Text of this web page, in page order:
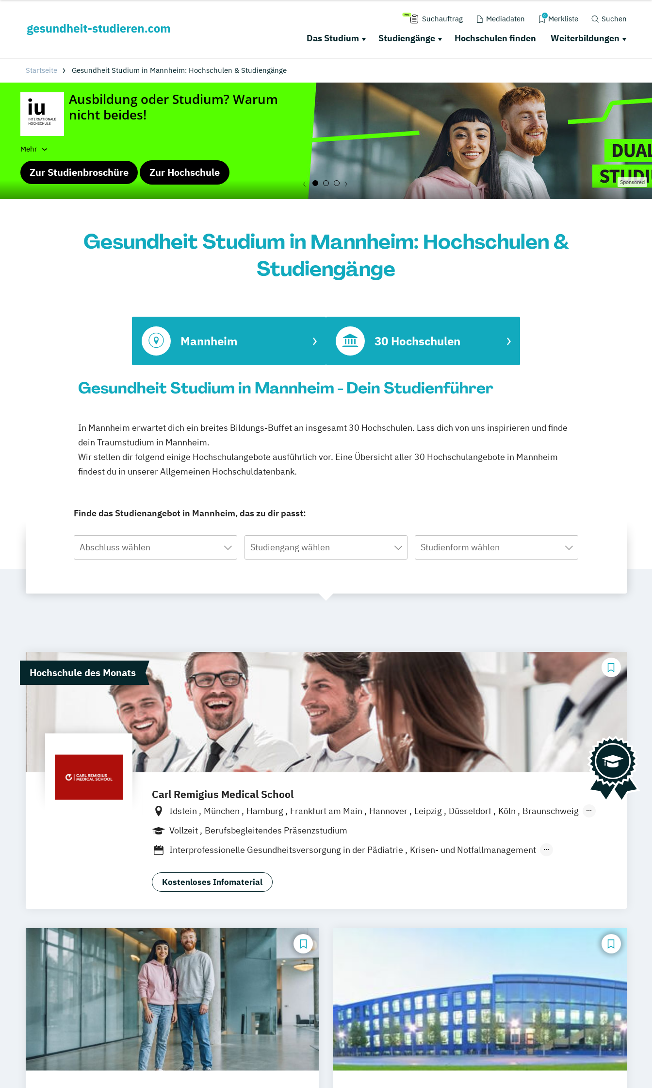
Suchauftrag Mediadaten 0 Merkliste Suchen
Das Studium Studiengänge Hochschulen finden Weiterbildungen
Startseite Gesundheit Studium in Mannheim: Hochschulen & Studiengänge
Mehr
Zur Studienbroschüre Zur Hochschule
Sponsored
Gesundheit Studium in Mannheim: Hochschulen &
Studiengänge
Mannheim 30 Hochschulen
Gesundheit Studium in Mannheim - Dein Studienführer
In Mannheim erwartet dich ein breites Bildungs-Buffet an insgesamt 30 Hochschulen. Lass dich von uns inspirieren und finde
dein Traumstudium in Mannheim.
Wir stellen dir folgend einige Hochschulangebote ausführlich vor. Eine Übersicht aller 30 Hochschulangebote in Mannheim
findest du in unserer Allgemeinen Hochschuldatenbank.
Finde das Studienangebot in Mannheim, das zu dir passt:
Abschluss wählen Studiengang wählen Studienform wählen
Hochschule des Monats
Carl Remigius Medical School
Idstein München Hamburg Frankfurt am Main Hannover Leipzig Düsseldorf Köln
Braunschweig
Heidelberg
Vollzeit
Berufsbegleitendes Präsenzstudium
Interprofessionelle Gesundheitsversorgung in der Pädiatrie
Krisen- und Notfallmanagement
Physician Assistance für Gesundheitsberufe
Kostenloses Infomaterial